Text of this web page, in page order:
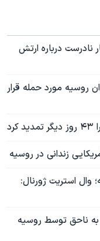
نادرست درباره ارتش
روسیه مورد حمله قرار
زندانی در روسیه
وال استریت ژورنال:
به ناحق توسط روسیه